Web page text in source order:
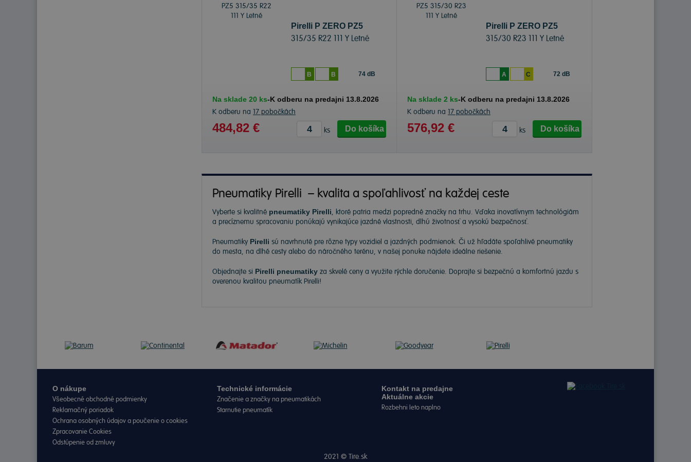
Pirelli P ZERO PZ5
315/35 R22 111 Y Letné
B B 74 dB
Na sklade 20 ks-K odberu na predajni 13.8.2026
K odberu na 17 pobočkách
484,82 € ks Do košíka
Pirelli P ZERO PZ5
315/30 R23 111 Y Letné
A C 72 dB
Na sklade 2 ks-K odberu na predajni 13.8.2026
K odberu na 17 pobočkách
576,92 € ks Do košíka
Pneumatiky Pirelli – kvalita a spoľahlivosť na každej ceste
Vyberte si kvalitné pneumatiky Pirelli, ktoré patria medzi popredné značky na trhu. Vďaka inovatívnym technológiám
a precíznemu spracovaniu ponúkajú vynikajúce jazdné vlastnosti, dlhú životnosť a vysokú bezpečnosť.
Pneumatiky Pirelli sú navrhnuté pre rôzne typy vozidiel a jazdných podmienok. Či už hľadáte spoľahlivé pneumatiky
do mesta, na dlhé cesty alebo do náročného terénu, v našej ponuke nájdete ideálne riešenie.
Objednajte si Pirelli pneumatiky za skvelé ceny a využite rýchle doručenie. Doprajte si bezpečnú a komfortnú jazdu s
overenou kvalitou pneumatík Pirelli!
O nákupe
Všeobecné obchodné podmienky
Reklamačný poriadok
Ochrana osobných údajov a poučenie o cookies
Zpracovanie Cookies
Odstúpenie od zmluvy
Technické informácie
Značenie a značky na pneumatikách
Starnutie pneumatík
Kontakt na predajne
Aktuálne akcie
Rozbehni leto naplno
2021 © Tire.sk